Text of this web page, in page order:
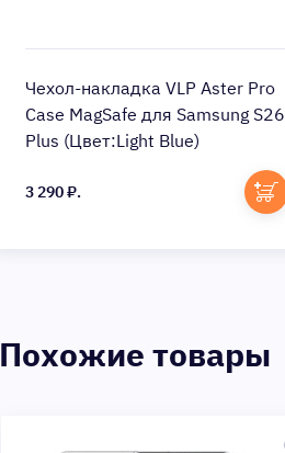
Чехол-накладка VLP Aster Pro
Сase MagSafe для Samsung S26
Plus (Цвет:Light Blue)
3 290 ₽.
Похожие товары